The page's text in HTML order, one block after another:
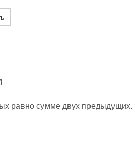
равно сумме двух предыдущих.